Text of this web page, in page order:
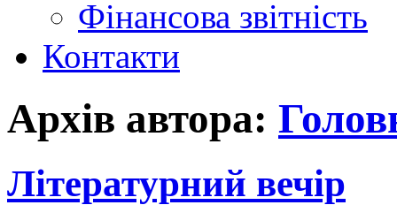
Фінансова звітність
Контакти
Архів автора:
Літературний вечір